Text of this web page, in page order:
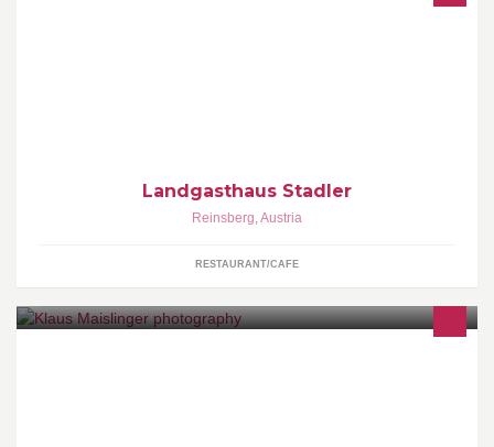
Landgasthaus Stadler
Reinsberg,Austria
RESTAURANT/CAFE